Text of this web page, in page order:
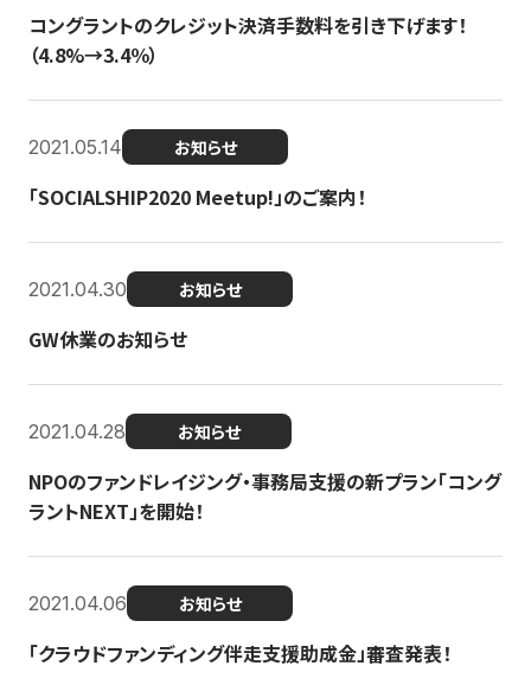
コングラントのクレジット決済手数料を引き下げます！
（4.8%→3.4％）
2021.05.14 お知らせ
「SOCIALSHIP2020 Meetup!」のご案内！
2021.04.30 お知らせ
GW休業のお知らせ
2021.04.28 お知らせ
NPOのファンドレイジング・事務局支援の新プラン「コング
ラントNEXT」を開始！
2021.04.06 お知らせ
「クラウドファンディング伴走支援助成金」審査発表！